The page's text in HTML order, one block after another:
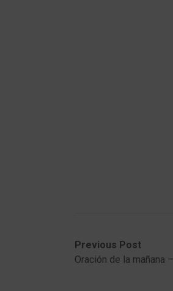
Previous Post
Oración de la mañana